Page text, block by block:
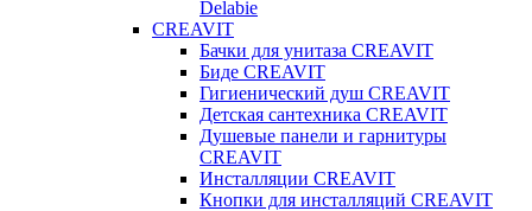
Delabie
CREAVIT
Бачки для унитаза CREAVIT
Биде CREAVIT
Гигиенический душ CREAVIT
Детская сантехника CREAVIT
Душевые панели и гарнитуры
CREAVIT
Инсталляции CREAVIT
Кнопки для инсталляций CREAVIT